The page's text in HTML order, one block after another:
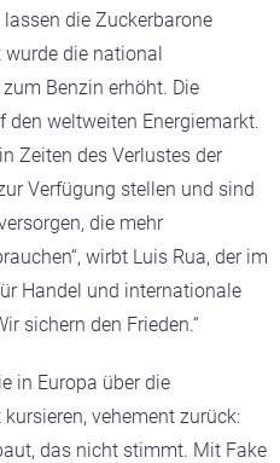
die Zuckerbarone
die national
Benzin erhöht. Die
den weltweiten Energiemarkt.
Zeiten des Verlustes der
Verfügung stellen und sind
die mehr
wirbt Luis Rua, der im
Handel und internationale
sichern den Frieden.“
in Europa über die
vehement zurück:
das nicht stimmt. Mit Fake